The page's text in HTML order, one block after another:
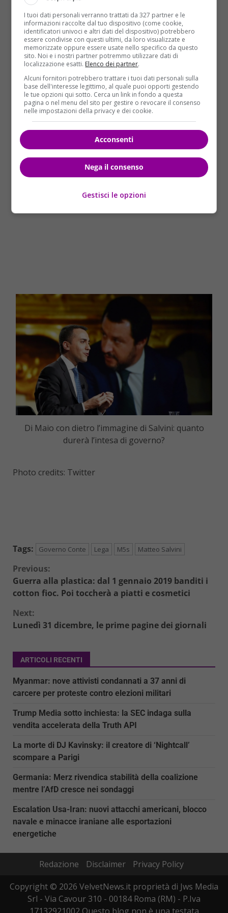
tanti modi di informarsi. Ma se uno avesse dovuto
votare soltanto gli ospiti di Fabio Fazio, la Lega non
sarebbe in Parlamento”.Per quanto riguarda la
manovra economica, Salvini si augura sia “l’ultima
con una lunga e complicata trattativa con Bruxelles”:
“Spero che quel potere di veto sia superato”, ha
detto, “Ma non tutto il male vien per nuocere. Grazie
ai tempi supplementari siamo riusciti a raddoppiare
il taglio dell’Imu sui capannoni, i 40 mila corsi per gli
insegnanti di sostegno e la pace fiscale”.
Di Maio con dietro l’immagine di Salvini: quanto
durerà l’intesa di governo?
Photo credits: Twitter
Tags: Governo Conte Lega M5s Matteo Salvini
Continue
Reading
Previous:
Guerra alla plastica: dal 1 gennaio 2019 banditi i
cotton fioc. Poi toccherà a piatti e cosmetici
Next:
Lunedì 31 dicembre, le prime pagine dei giornali
ARTICOLI RECENTI
Myanmar: nove attivisti condannati a 37 anni di
carcere per proteste contro elezioni militari
Trump Media sotto inchiesta: la SEC indaga sulla
vendita accelerata della Truth API
La morte di DJ Kavinsky: il creatore di ‘Nightcall’
scompare a Parigi
Germania: Merz rivendica stabilità della coalizione
mentre l’AfD cresce nei sondaggi
Escalation Usa-Iran: nuovi attacchi americani, blocco
navale e minacce iraniane alle esportazioni
energetiche
Redazione Disclaimer
Privacy Policy
Copyright © 2026 VelvetNews.it proprietà di Jws Media
Srl - Via Cavour 310 - 00184 Roma (RM) - P.Iva
I tuoi dati personali verranno trattati da 327 partner e le
informazioni raccolte dal tuo dispositivo (come cookie,
identificatori univoci e altri dati del dispositivo) potrebbero
essere condivise con questi ultimi, da loro visualizzate e
memorizzate oppure essere usate nello specifico da questo
sito. Noi e i nostri partner potremmo utilizzare dati di
localizzazione esatti. Elenco dei partner.
Alcuni fornitori potrebbero trattare i tuoi dati personali sulla
base dell'interesse legittimo, al quale puoi opporti gestendo
le tue opzioni qui sotto. Cerca un link in fondo a questa
pagina o nel menu del sito per gestire o revocare il consenso
nelle impostazioni della privacy e dei cookie.
Acconsenti
Nega il consenso
Gestisci le opzioni